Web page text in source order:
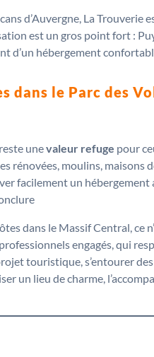
d’Auvergne, La Trouverie
est un gros point fort :
d’un hébergement
dans le Parc des
unevaleur refuge pour
rénovées, moulins,
facilement un hébergement
dans le Massif Central, ce
engagés, qui
touristique, s’entourer des
un lieu de charme,